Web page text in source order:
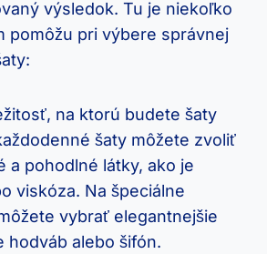
výsledok. Tu je niekoľko
pomôžu ‌pri výbere‍ správnej‌
na ktorú budete šaty
šaty môžete‍ zvoliť
a pohodlné látky,⁢ ako ​je
viskóza. Na špeciálne
vybrať elegantnejšie
⁣hodváb ⁢alebo šifón.